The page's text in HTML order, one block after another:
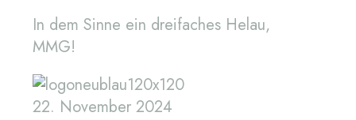
In dem Sinne ein dreifaches Helau,
MMG!
22. November 2024